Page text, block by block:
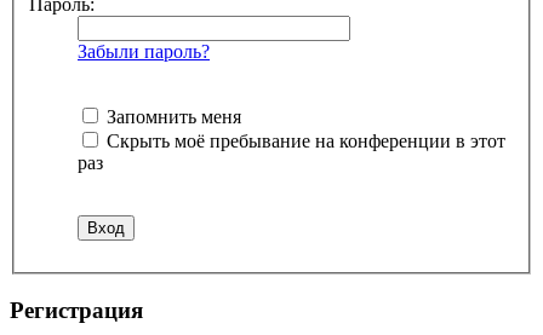
Пароль:
Забыли пароль?
Запомнить меня
Скрыть моё пребывание на конференции в этот
раз
Регистрация